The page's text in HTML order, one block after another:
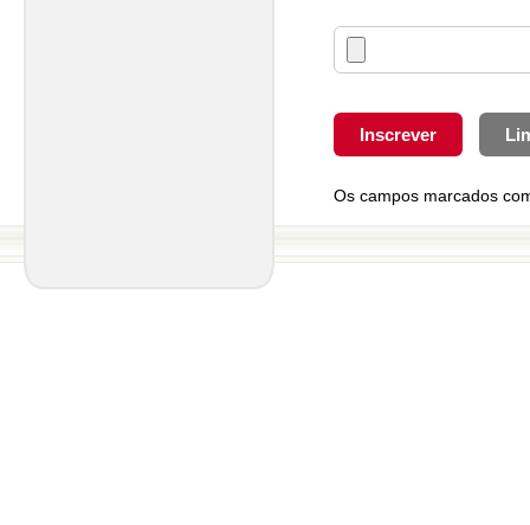
Os campos marcados